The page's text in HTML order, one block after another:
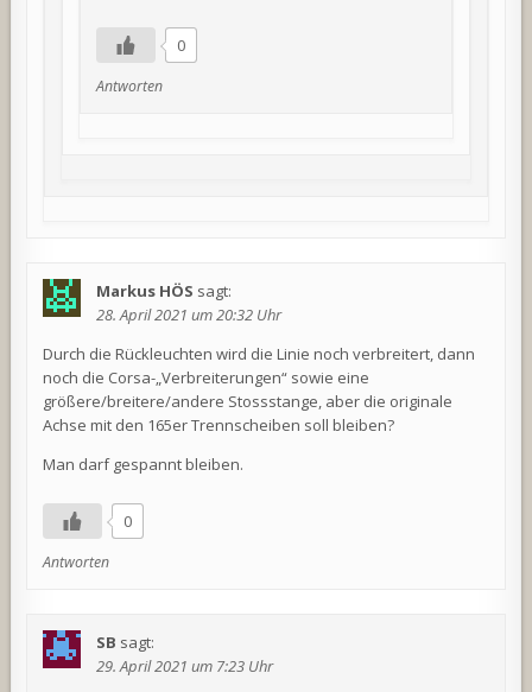
0
Antworten
Markus HÖS sagt:
28. April 2021 um 20:32 Uhr
Durch die Rückleuchten wird die Linie noch verbreitert, dann
noch die Corsa-„Verbreiterungen“ sowie eine
größere/breitere/andere Stossstange, aber die originale
Achse mit den 165er Trennscheiben soll bleiben?
Man darf gespannt bleiben.
0
Antworten
SB sagt:
29. April 2021 um 7:23 Uhr